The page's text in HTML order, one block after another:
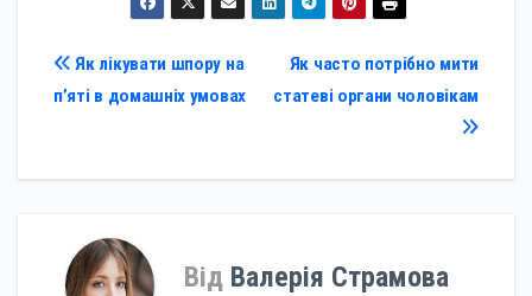
Навігація
записів
Як часто потрібно мити
статеві органи чоловікам
Як лікувати шпору на
п’яті в домашніх умовах
Від Валерія Страмова